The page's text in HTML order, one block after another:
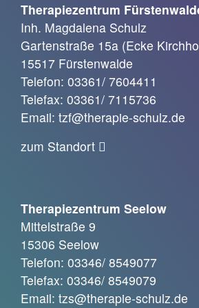
Therapiezentrum
Inh. Magdalena Schulz
Gartenstraße 15a (Ecke
15517 Fürstenwalde
Telefon: 03361/ 7604411
Telefax: 03361/ 7115736
Email: tzf@therapie-schulz.de
zum Standort
Therapiezentrum Seelow
Mittelstraße 9
15306 Seelow
Telefon: 03346/ 8549077
Telefax: 03346/ 8549079
Email: tzs@therapie-schulz.de